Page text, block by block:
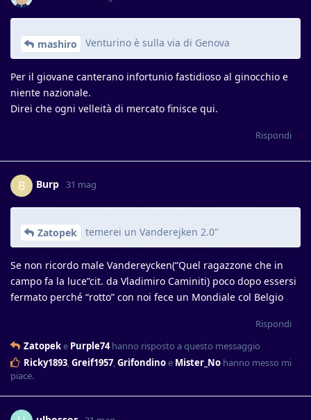
mashiro Venturino è sulla via di Genova
Per il giovane canterano infortunio fastidioso al ginocchio e
niente nazionale.
Direi che ogni velleità di mercato finisce qui.
Rispondi
B Burp 31 mag
Zatopek temerei un Vanderejken 2.0"
Se non ricordo male Vandereycken(“Quel ragazzone che in
campo fa la luce”cit. da Vladimiro Caminiti) poco dopo essersi
fermato perché “rotto” con noi fece un Mondiale col Belgio
Rispondi
Zatopeke Purple74hanno risposto a questo messaggio
Ricky1893,Greif1957,Grifondinoe Mister_No hanno messo mi
piace.